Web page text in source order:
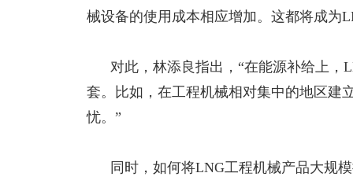
械设备的使用成本相应增加。这都将成为
对此，林添良指出， “在能源补给上，
套。比如，在工程机械相对集中的地区建
忧。”
同时，如何将LNG工程机械产品大规